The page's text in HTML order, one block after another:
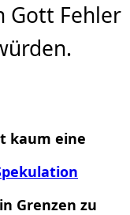
Gott Fehler
kaum eine
in Grenzen zu